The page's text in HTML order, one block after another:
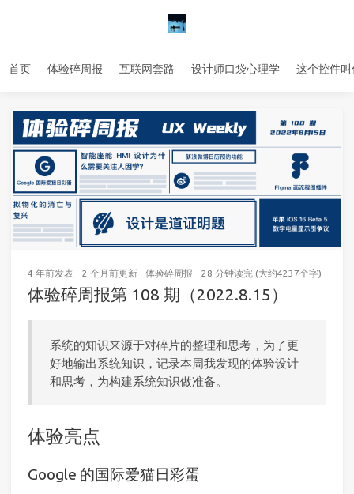
首页 体验碎周报 互联网套路 设计师口袋心理学 这个控件叫
4 年前发表 2 个月前更新 体验碎周报 28 分钟读完 (大约4237个字)
体验碎周报第 108 期（2022.8.15）
系统的知识来源于对碎片的整理和思考，为了更
好地输出系统知识，记录本周我发现的体验设计
和思考，为构建系统知识做准备。
体验亮点
Google 的国际爱猫日彩蛋